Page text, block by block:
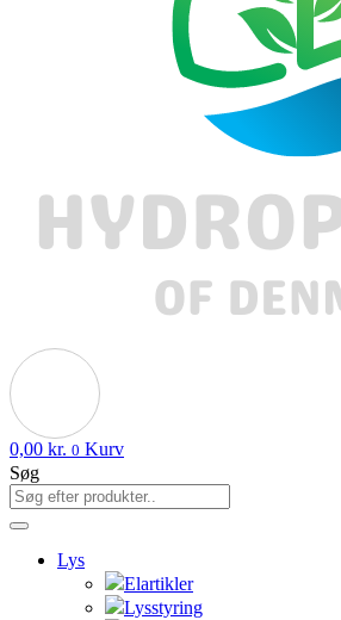
0,00 kr. 0 Kurv
Søg
Lys
Elartikler
Lysstyring